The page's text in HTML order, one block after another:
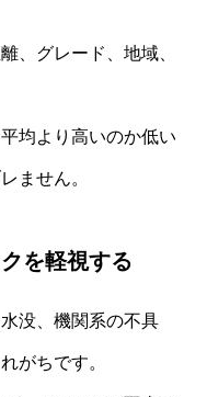
、グレード、地域、
均より高いのか低い
ません。
を軽視する
没、機関系の不具
がちです。